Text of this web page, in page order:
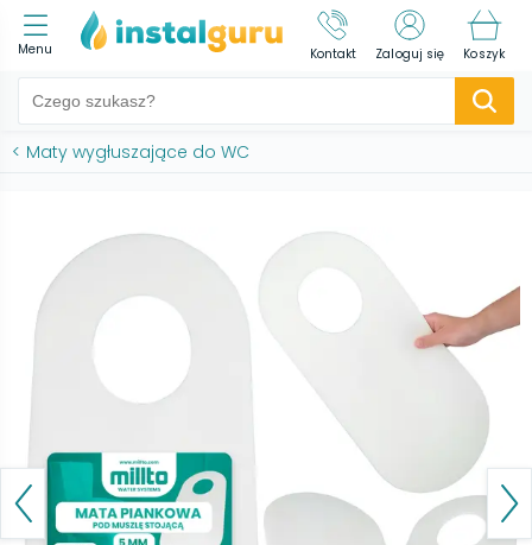
Menu Kontakt Zaloguj się Koszyk
< Maty wygłuszające do WC